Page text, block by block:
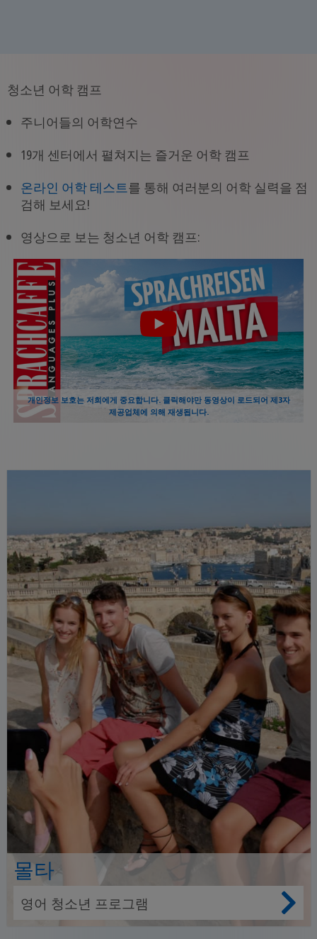
청소년 어학 캠프
주니어들의 어학연수
19개 센터에서 펼쳐지는 즐거운 어학 캠프
온라인 어학 테스트를 통해 여러분의 어학 실력을 점
검해 보세요!
영상으로 보는 청소년 어학 캠프:
개인정보 보호는 저희에게 중요합니다. 클릭해야만 동영상이 로드되어 제3자
제공업체에 의해 재생됩니다.
몰타
영어 청소년 프로그램